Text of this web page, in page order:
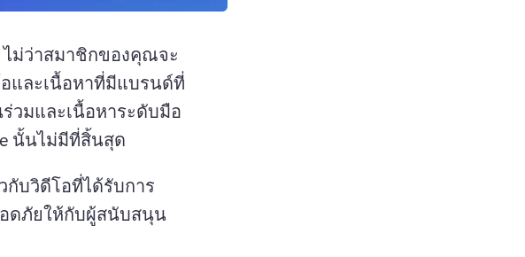
ไม่ว่าสมาชิกของคุณจะ
ละเนื้อหาที่มีแบรนด์ที่
มและเนื้อหาระดับมือ
นั้นไม่มีที่สิ้นสุด
กับวิดีโอที่ได้รับการ
ดภัยให้กับผู้สนับสนุน